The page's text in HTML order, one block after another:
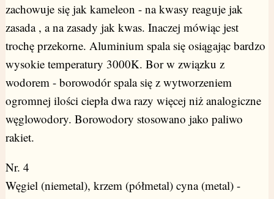
zachowuje się jak kameleon - na kwasy reaguje jak
zasada , a na zasady jak kwas. Inaczej mówiąc jest
trochę przekorne. Aluminium spala się osiągając bardzo
wysokie temperatury 3000K. Bor w związku z
wodorem - borowodór spala się z wytworzeniem
ogromnej ilości ciepła dwa razy więcej niż analogiczne
węglowodory. Borowodory stosowano jako paliwo
rakiet.
Nr. 4
Węgiel (niemetal), krzem (półmetal) cyna (metal) -